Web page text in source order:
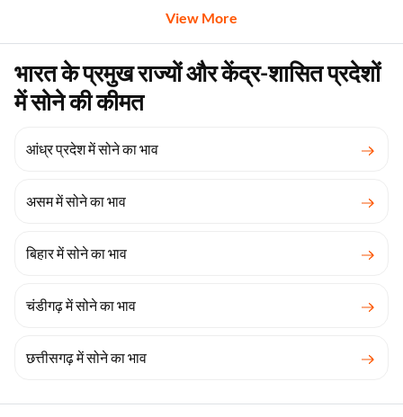
View More
भारत के प्रमुख राज्यों और केंद्र-शासित प्रदेशों
में सोने की कीमत
आंध्र प्रदेश में सोने का भाव
असम में सोने का भाव
बिहार में सोने का भाव
चंडीगढ़ में सोने का भाव
छत्तीसगढ़ में सोने का भाव